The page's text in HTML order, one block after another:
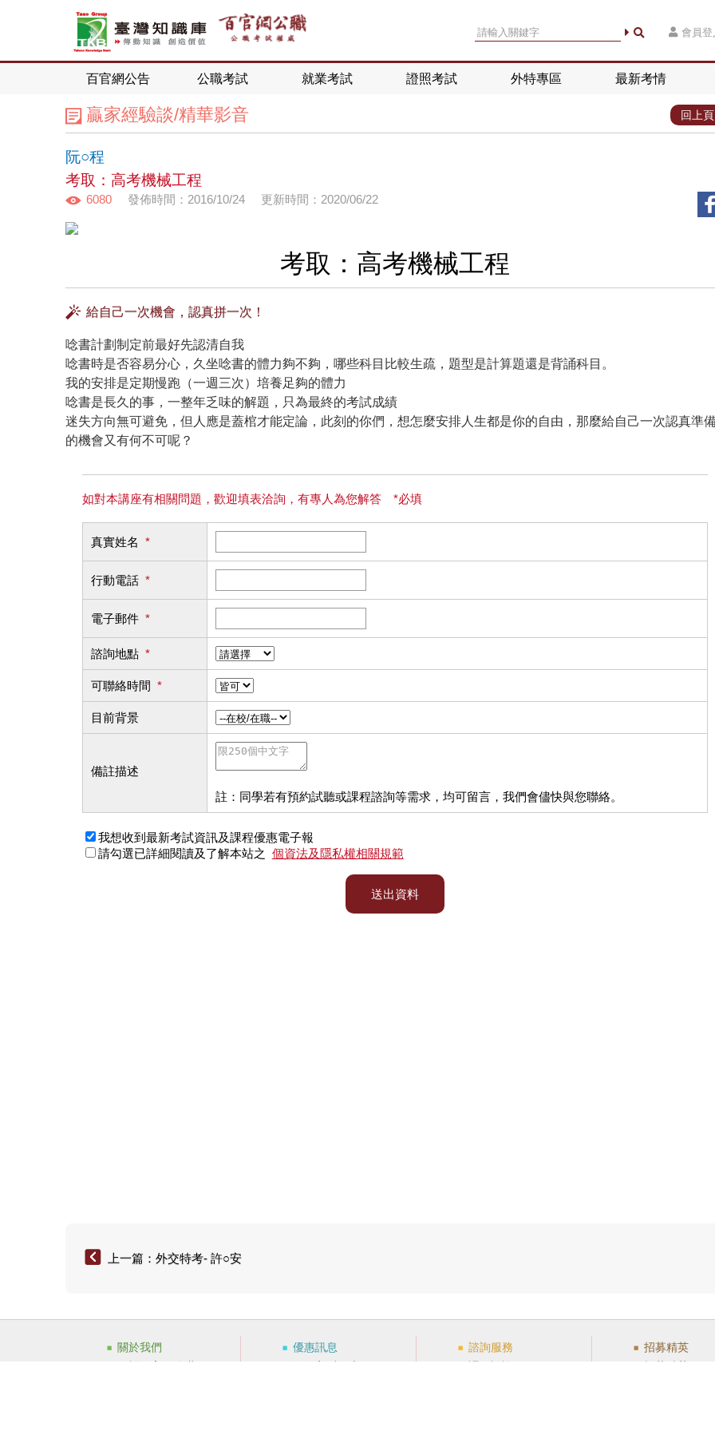
會員登
百官網公告 公職考試 就業考試 證照考試 外特專區 最新考情
贏家經驗談/精華影音 回上頁
阮○程
考取：高考機械工程
6080 發佈時間：2016/10/24 更新時間：2020/06/22
考取：高考機械工程
給自己一次機會，認真拼一次！
唸書計劃制定前最好先認清自我
唸書時是否容易分心，久坐唸書的體力夠不夠，哪些科目比較生疏，題型是計算題還是背誦科目。
我的安排是定期慢跑（一週三次）培養足夠的體力
唸書是長久的事，一整年乏味的解題，只為最終的考試成績
迷失方向無可避免，但人應是蓋棺才能定論，此刻的你們，想怎麼安排人生都是你的自由，那麼給自己一次認真準
的機會又有何不可呢？
如對本講座有相關問題，歡迎填表洽詢，有專人為您解答 *必填
真實姓名 *
行動電話 *
電子郵件 *
諮詢地點 *
可聯絡時間 *
目前背景
備註描述
註：同學若有預約試聽或課程諮詢等需求，均可留言，我們會儘快與您聯絡。
我想收到最新考試資訊及課程優惠電子報
請勾選已詳細閱讀及了解本站之 個資法及隱私權相關規範
送出資料
上一篇：外交特考- 許○安
關於我們
優惠訊息
諮詢服務
招募精英